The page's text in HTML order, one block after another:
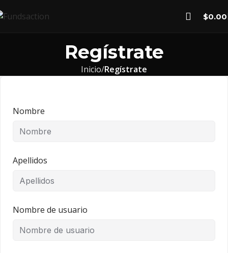
$0.00
Regístrate
Inicio Regístrate
Nombre
Apellidos
Nombre de usuario